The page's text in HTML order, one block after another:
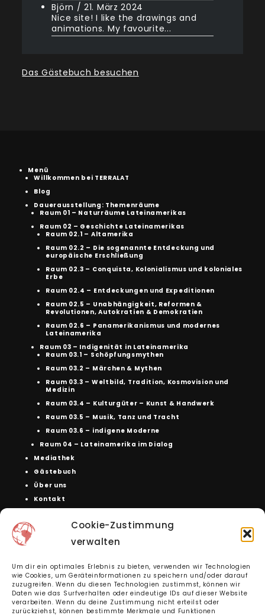
Cookie-Zustimmung
verwalten
Um dir ein optimales Erlebnis zu bieten, verwenden wir Technologien
wie Cookies, um Geräteinformationen zu speichern und/oder darauf
zuzugreifen. Wenn du diesen Technologien zustimmst, können wir
Daten wie das Surfverhalten oder eindeutige IDs auf dieser Website
verarbeiten. Wenn du deine Zustimmung nicht erteilst oder
zurückziehst, können bestimmte Merkmale und Funktionen
Björn /21. März 2024
Nice site! I like the drawings and
animations. My favourite...
Das Gästebuch besuchen
Menü
Willkommen bei TERRALAT
Blog
Dauerausstellung: Themenräume
Raum 01 – Naturräume Lateinamerikas
Raum 02 – Geschichte Lateinamerikas
Raum 02.1 – Altamerika
Raum 02.2 – Die sogenannte Entdeckung und
europäische Erschließung
Raum 02.3 – Conquista, Kolonialismus und koloniales
Erbe
Raum 02.4 – Entdeckungen und Expeditionen
Raum 02.5 – Unabhängigkeit, Reformen &
Revolutionen, Autokratien & Demokratien
Raum 02.6 – Panamerikanismus und modernes
Lateinamerika
Raum 03 – Indigenität in Lateinamerika
Raum 03.1 – Schöpfungsmythen
Raum 03.2 – Märchen & Mythen
Raum 03.3 – Weltbild, Tradition, Kosmovision und
Medizin
Raum 03.4 – Kulturgüter – Kunst & Handwerk
Raum 03.5 – Musik, Tanz und Tracht
Raum 03.6 – indigene Moderne
Raum 04 – Lateinamerika im Dialog
Mediathek
Gästebuch
Über uns
Kontakt
Cookie-Richtlinie (EU)
Haftungsausschluss